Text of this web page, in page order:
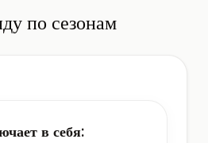
по сезонам
в себя: